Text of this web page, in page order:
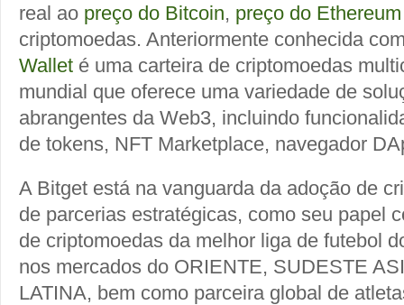
real ao preço do Bitcoin, preço do Ethereum
criptomoedas. Anteriormente conhecida
Wallet é uma carteira de criptomoedas
mundial que oferece uma variedade de
abrangentes da Web3, incluindo
de tokens, NFT Marketplace, navegador
A Bitget está na vanguarda da adoção de
de parcerias estratégicas, como seu papel
de criptomoedas da melhor liga de futebol
nos mercados do ORIENTE, SUDESTE
LATINA, bem como parceira global de